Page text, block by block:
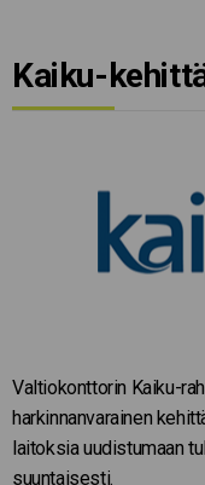
Kaiku-
Valtiokonttorin Kaiku-
harkinnanvarainen
laitoksia uudistumaan
suuntaisesti.